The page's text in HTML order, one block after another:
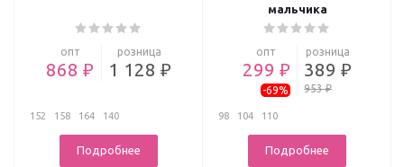
опт
868 ₽
розница
1 128 ₽
152 158 164 140
Подробнее
мальчика
опт
299 ₽
-69%
розница
389 ₽
953 ₽
98 104 110
Подробнее